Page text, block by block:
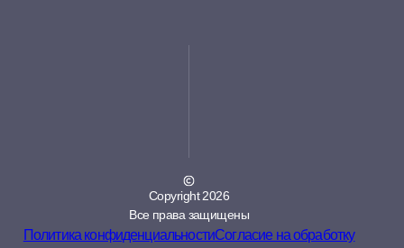
Copyright 2026
Все права защищены
Политика конфиденциальностиСогласие на обработку